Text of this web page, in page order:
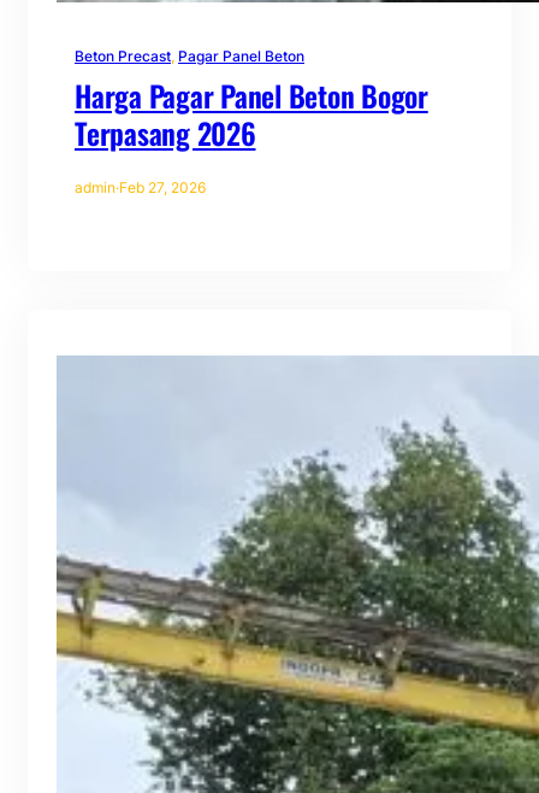
Beton Precast, Pagar Panel Beton
Harga Pagar Panel Beton Bogor
Terpasang 2026
admin·Feb 27, 2026